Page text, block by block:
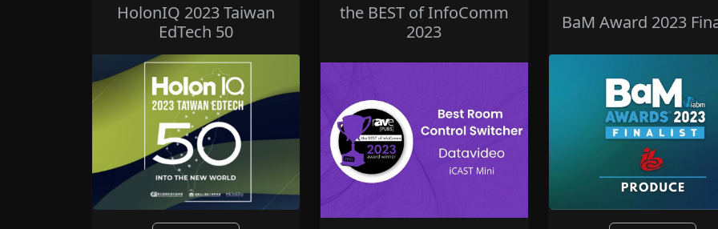
HolonIQ 2023 Taiwan
EdTech 50
the BEST of InfoComm
2023
BaM Award 2023